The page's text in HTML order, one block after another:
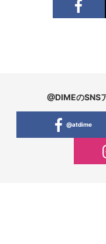
@DIMEのSNS
@atdime